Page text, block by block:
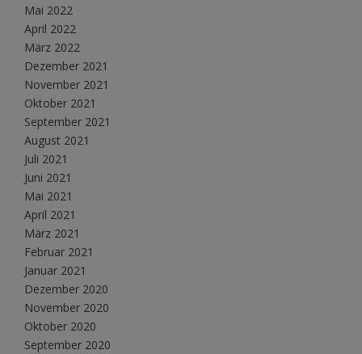
Mai 2022
April 2022
März 2022
Dezember 2021
November 2021
Oktober 2021
September 2021
August 2021
Juli 2021
Juni 2021
Mai 2021
April 2021
März 2021
Februar 2021
Januar 2021
Dezember 2020
November 2020
Oktober 2020
September 2020